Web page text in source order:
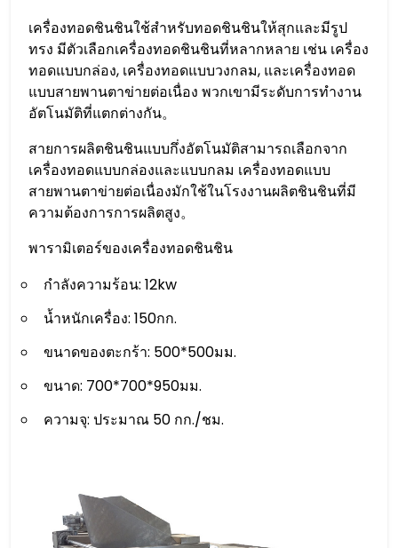
เครื่องทอดชินชินใช้สำหรับทอดชินชินให้สุกและมีรูป
ทรง มีตัวเลือกเครื่องทอดชินชินที่หลากหลาย เช่น เครื่อง
ทอดแบบกล่อง, เครื่องทอดแบบวงกลม, และเครื่องทอด
แบบสายพานตาข่ายต่อเนื่อง พวกเขามีระดับการทำงาน
อัตโนมัติที่แตกต่างกัน。
สายการผลิตชินชินแบบกึ่งอัตโนมัติสามารถเลือกจาก
เครื่องทอดแบบกล่องและแบบกลม เครื่องทอดแบบ
สายพานตาข่ายต่อเนื่องมักใช้ในโรงงานผลิตชินชินที่มี
ความต้องการการผลิตสูง。
พารามิเตอร์ของเครื่องทอดชินชิน
กำลังความร้อน: 12kw
น้ำหนักเครื่อง: 150กก.
ขนาดของตะกร้า: 500*500มม.
ขนาด: 700*700*950มม.
ความจุ: ประมาณ 50 กก./ชม.